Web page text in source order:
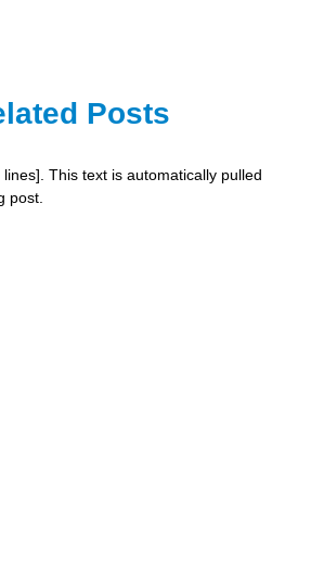
Posts
This text is automatically pulled
post.